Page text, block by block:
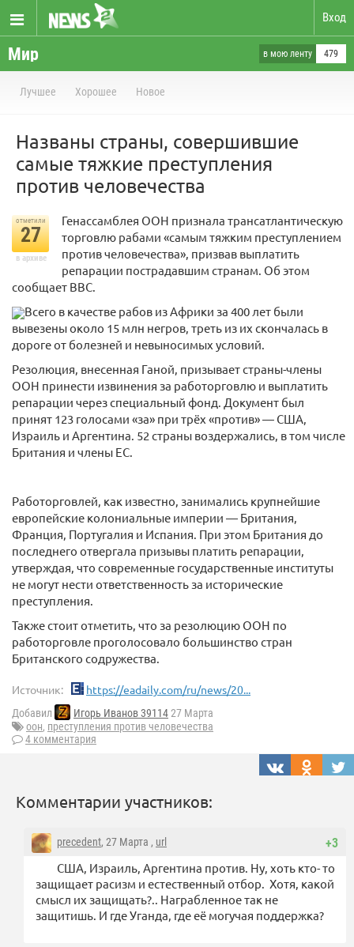
Вход
Мир в мою ленту 479
Лучшее Хорошее Новое
Названы страны, совершившие
самые тяжкие преступления
против человечества
отметили
27
в архиве
Генассамблея ООН признала трансатлантическую
торговлю рабами «самым тяжким преступлением
против человечества», призвав выплатить
репарации пострадавшим странам. Об этом
сообщает BBC.
Всего в качестве рабов из Африки за 400 лет были
вывезены около 15 млн негров, треть из их скончалась в
дороге от болезней и невыносимых условий.
Резолюция, внесенная Ганой, призывает страны-члены
ООН принести извинения за работорговлю и выплатить
репарации через специальный фонд. Документ был
принят 123 голосами «за» при трёх «против» — США,
Израиль и Аргентина. 52 страны воздержались, в том числе
Британия и члены ЕС.
Работорговлей, как известно, занимались крупнейшие
европейские колониальные империи — Британия,
Франция, Португалия и Испания. При этом Британия до
последнего отвергала призывы платить репарации,
утверждая, что современные государственные институты
не могут нести ответственность за исторические
преступления.
Также стоит отметить, что за резолюцию ООН по
работорговле проголосовало большинство стран
Британского содружества.
Источник: https://eadaily.com/ru/news/20...
Добавил Игорь Иванов 3911427 Марта
оон, преступления против человечества
4 комментария
Комментарии участников:
+3
precedent, 27 Марта , url
США, Израиль, Аргентина против. Ну, хоть кто- то
защищает расизм и естественный отбор. Хотя, какой
смысл их защищать?.. Награбленное так не
защитишь. И где Уганда, где её могучая поддержка?